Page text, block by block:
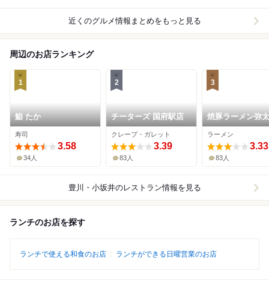
近くのグルメ情報まとめをもっと見る
周辺のお店ランキング
1
鮨 たか
寿司
3.58
34人
2
チーターズ 国府駅店
クレープ・ガレット
3.39
83人
3
焼豚ラーメン弥
ラーメン
3.33
83人
豊川・小坂井のレストラン情報を見る
ランチのお店を探す
ランチで使える和食のお店 ランチができる日曜営業のお店